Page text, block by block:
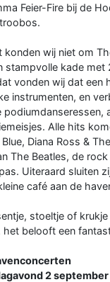
Feier-Fire bij de
wij niet om
stampvolle kade
vonden wij dat een
instrumenten, en
Alle hits
Diana Ross &
The Beatles, de
Uiteraard sluiten
café aan de
stoeltje of
belooft een
2